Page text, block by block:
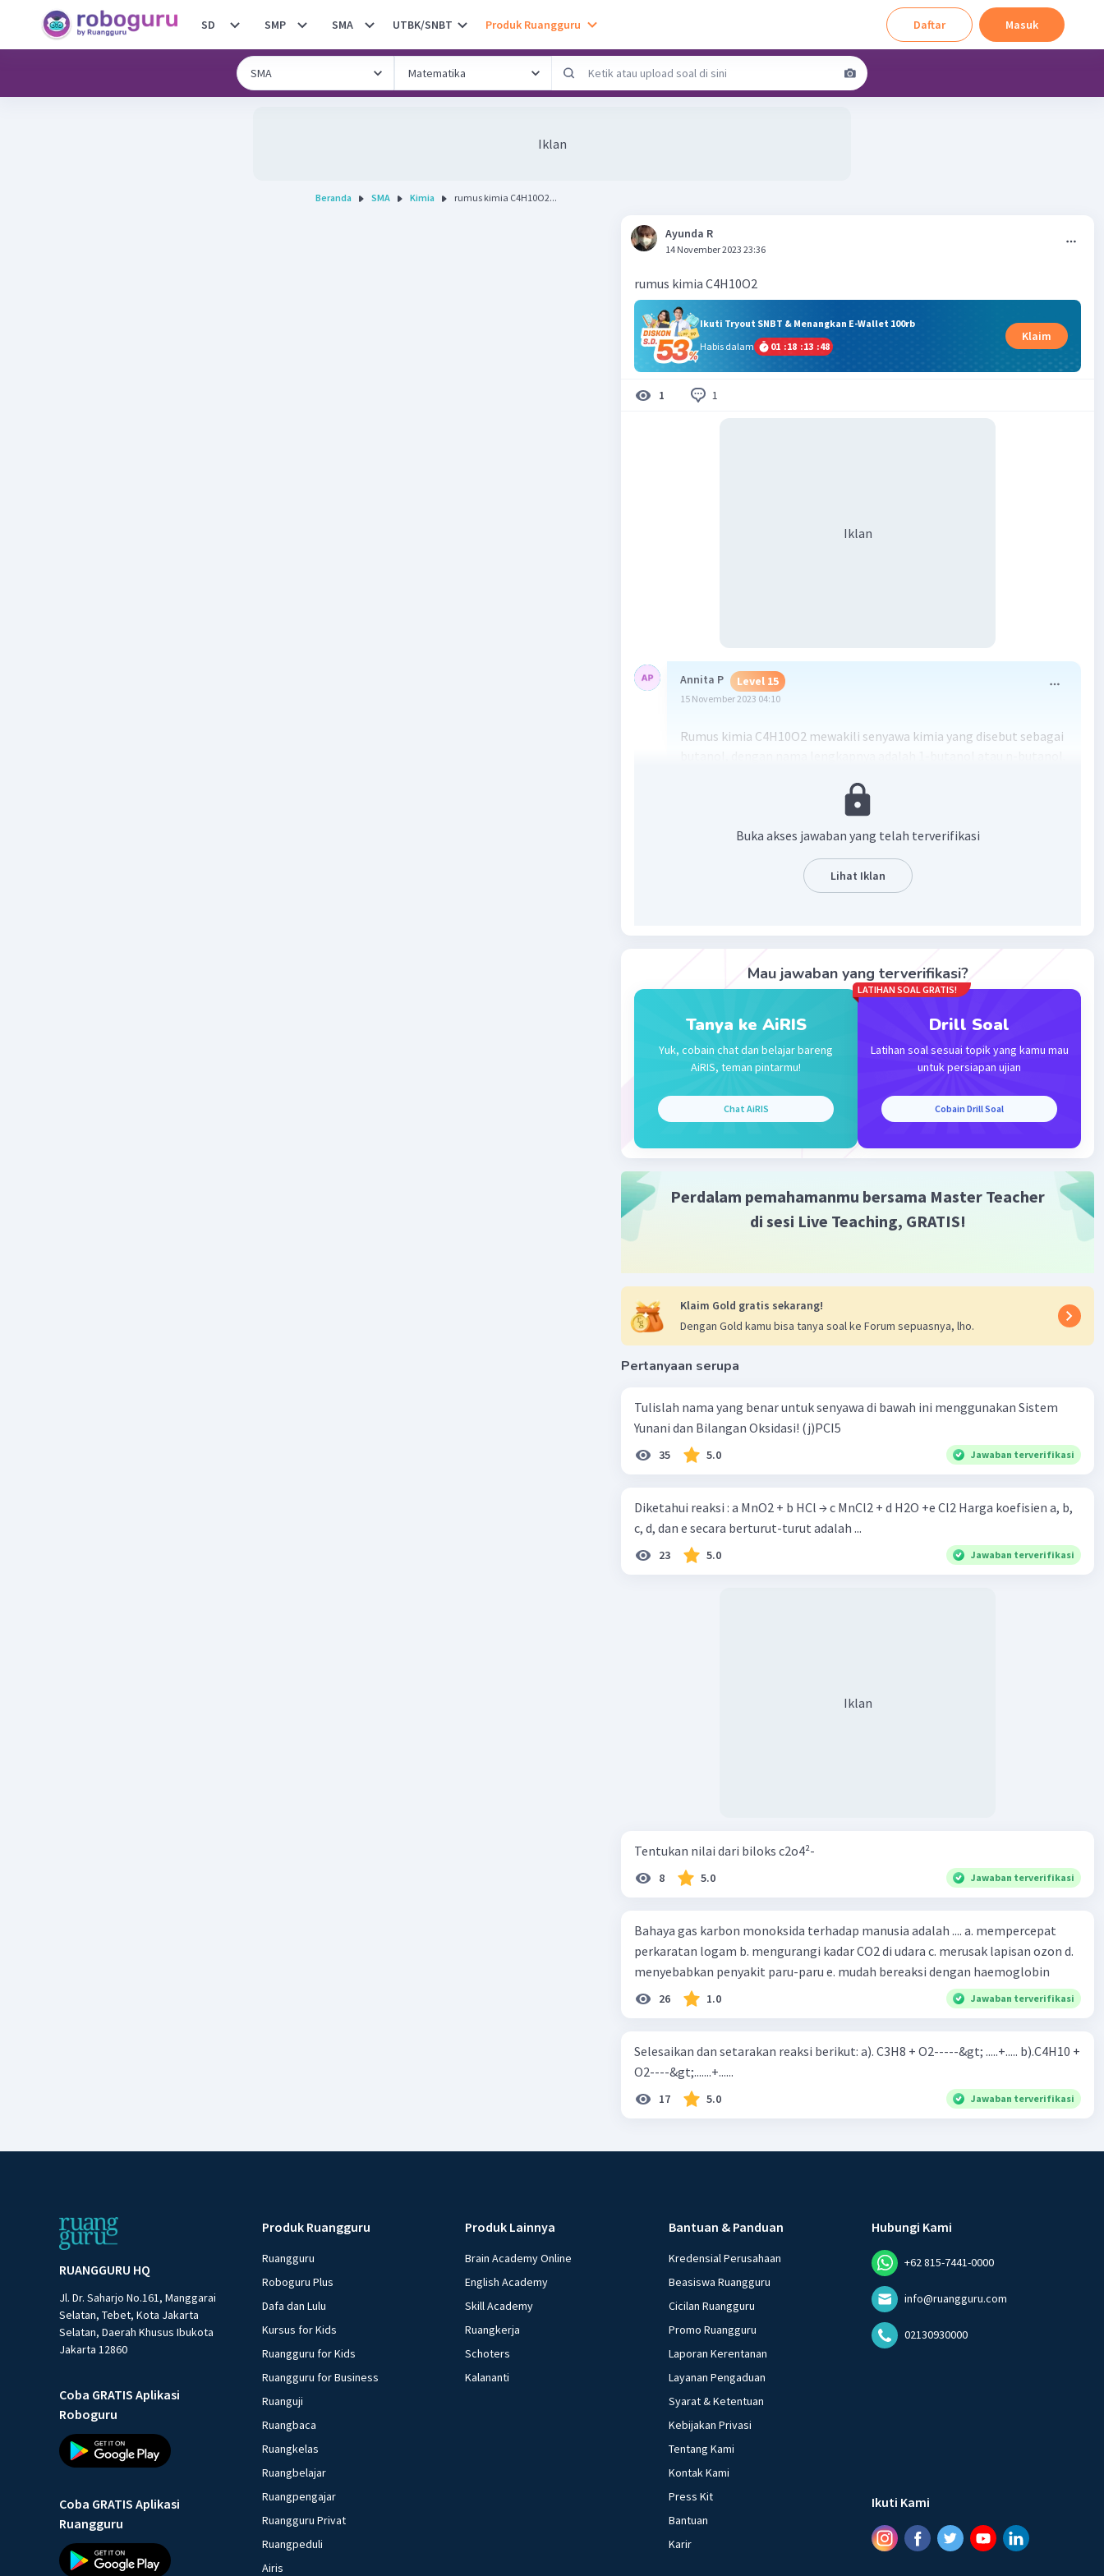
SD SMP SMA UTBK/SNBT Produk Ruangguru Daftar Masuk
Iklan
Beranda SMA Kimia rumus kimia C4H10O2...
Ayunda R
14 November 2023 23:36
rumus kimia C4H10O2
Ikuti Tryout SNBT & Menangkan E-Wallet 100rb
Habis dalam
01 :18 :13 :48
Klaim
1 1
Iklan
Annita P Level 15
15 November 2023 04:10
Rumus kimia C4H10O2 mewakili senyawa kimia yang disebut sebagai
sepuluh atom hidrogen, dan dua atom oksigen dalam setiap
Balas
Iklan
Buka akses jawaban yang telah terverifikasi
Lihat Iklan
Mau jawaban yang terverifikasi?
Tanya ke AiRIS
Yuk, cobain chat dan belajar bareng
AiRIS, teman pintarmu!
Chat AiRIS
LATIHAN SOAL GRATIS!
Drill Soal
Latihan soal sesuai topik yang kamu mau
untuk persiapan ujian
Cobain Drill Soal
Perdalam pemahamanmu bersama Master Teacher
di sesi Live Teaching, GRATIS!
Klaim Gold gratis sekarang!
Dengan Gold kamu bisa tanya soal ke Forum sepuasnya, lho.
Pertanyaan serupa
Tulislah nama yang benar untuk senyawa di bawah ini menggunakan Sistem
Yunani dan Bilangan Oksidasi! (j)PCI5
35 5.0 Jawaban terverifikasi
Diketahui reaksi : a MnO2 + b HCl → c MnCl2 + d H2O +e Cl2 Harga koefisien a, b,
c, d, dan e secara berturut-turut adalah ...
23 5.0 Jawaban terverifikasi
Iklan
Tentukan nilai dari biloks c2o4²-
8 5.0 Jawaban terverifikasi
Bahaya gas karbon monoksida terhadap manusia adalah .... a. mempercepat
perkaratan logam b. mengurangi kadar CO2 di udara c. merusak lapisan ozon d.
menyebabkan penyakit paru-paru e. mudah bereaksi dengan haemoglobin
26 1.0 Jawaban terverifikasi
Selesaikan dan setarakan reaksi berikut: a). C3H8 + O2-----&gt; .....+..... b).C4H10 +
O2----&gt;.......+......
17 5.0 Jawaban terverifikasi
RUANGGURU HQ
Jl. Dr. Saharjo No.161, Manggarai
Selatan, Tebet, Kota Jakarta
Selatan, Daerah Khusus Ibukota
Jakarta 12860
Coba GRATIS Aplikasi
Roboguru
Coba GRATIS Aplikasi
Ruangguru
Produk Ruangguru
Ruangguru
Roboguru Plus
Dafa dan Lulu
Kursus for Kids
Ruangguru for Kids
Ruangguru for Business
Ruanguji
Ruangbaca
Ruangkelas
Ruangbelajar
Ruangpengajar
Ruangguru Privat
Ruangpeduli
Airis
Produk Lainnya
Brain Academy Online
English Academy
Skill Academy
Ruangkerja
Schoters
Kalananti
Bantuan & Panduan
Kredensial Perusahaan
Beasiswa Ruangguru
Cicilan Ruangguru
Promo Ruangguru
Laporan Kerentanan
Layanan Pengaduan
Syarat & Ketentuan
Kebijakan Privasi
Tentang Kami
Kontak Kami
Press Kit
Bantuan
Karir
Hubungi Kami
+62 815-7441-0000
info@ruangguru.com
02130930000
Ikuti Kami